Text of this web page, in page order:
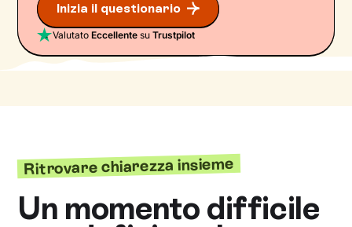
Inizia il questionario
ValutatoEccellente suTrustpilot
Ritrovare chiarezza insieme
Un momento difficile